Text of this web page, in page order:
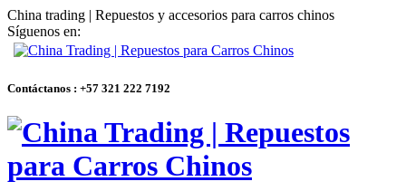
China trading | Repuestos y accesorios para carros chinos
Síguenos en:
Contáctanos : +57 321 222 7192